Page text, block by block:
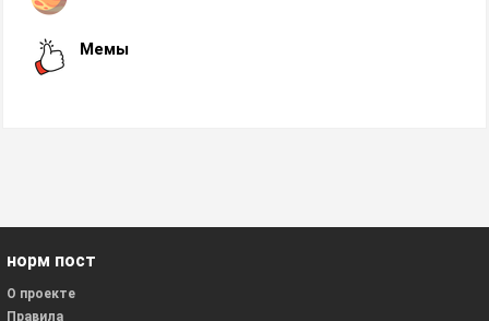
Мемы
норм пост
О проекте
Правила